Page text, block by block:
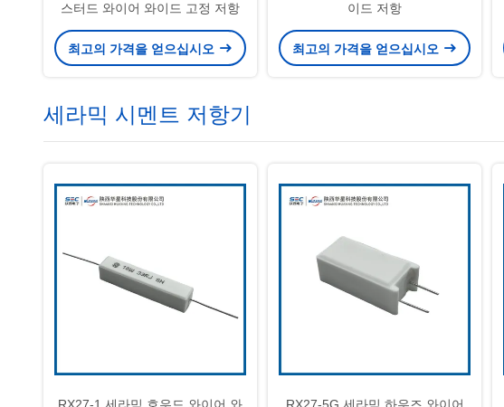
스터드 와이어 와이드 고정 저항
최고의 가격을 얻으십시오
이드 저항
최고의 가격을 얻으십시오
세라믹 시멘트 저항기